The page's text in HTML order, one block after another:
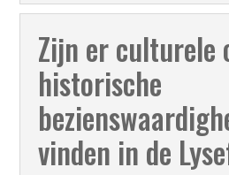
Zijn er culturele
historische
vinden in de